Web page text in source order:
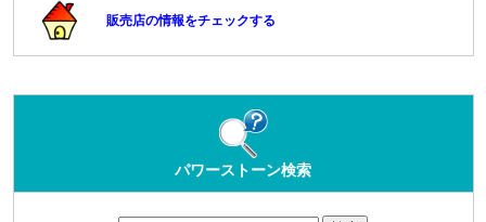
販売店の情報をチェックする
パワーストーン検索